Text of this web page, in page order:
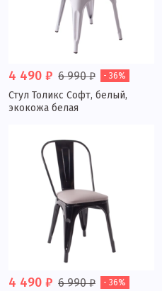
4 490 ₽ 6 990 ₽ - 36%
Стул Толикс Софт, белый,
экокожа белая
4 490 ₽ 6 990 ₽ - 36%